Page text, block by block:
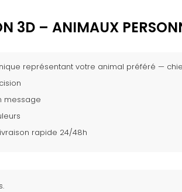
3D – ANIMAUX
représentant votre animal préféré —
message
rapide 24/48h